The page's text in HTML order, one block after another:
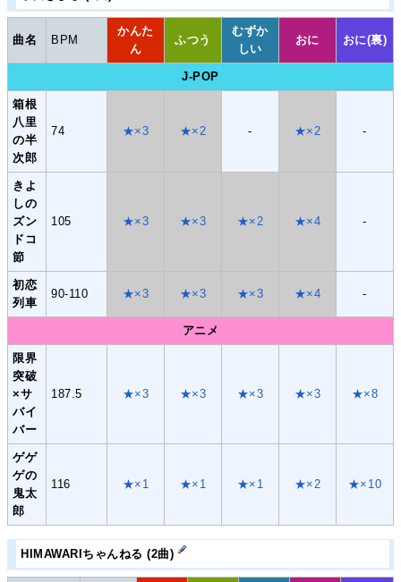
曲名 BPM
かんた
ん
ふつう
むずか
しい
おに おに(裏)
J-POP
箱根
八里
の半
次郎
74 ★×3 ★×2 - ★×2 -
きよ
しの
ズン
ドコ
節
105 ★×3 ★×3 ★×2 ★×4 -
初恋
列車
90-110 ★×3 ★×3 ★×3 ★×4 -
アニメ
限界
突破
×サ
バイ
バー
187.5 ★×3 ★×3 ★×3 ★×3 ★×8
ゲゲ
ゲの
鬼太
郎
116 ★×1 ★×1 ★×1 ★×2 ★×10
HIMAWARIちゃんねる (2曲)